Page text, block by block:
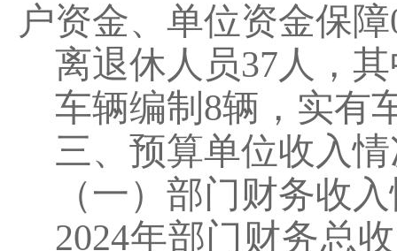
户资金、单位资金保障
离退休人员37人，
车辆编制 8辆，实有
三、预算单位收入
（一）部门财务收
2024年部门财务总